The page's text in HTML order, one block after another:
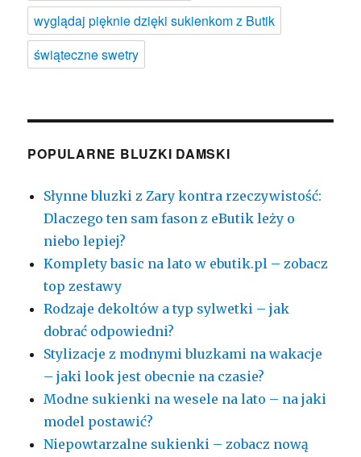
wyglądaj pięknie dzięki sukienkom z Butik
świąteczne swetry
POPULARNE BLUZKI DAMSKI
Słynne bluzki z Zary kontra rzeczywistość:
Dlaczego ten sam fason z eButik leży o
niebo lepiej?
Komplety basic na lato w ebutik.pl – zobacz
top zestawy
Rodzaje dekoltów a typ sylwetki – jak
dobrać odpowiedni?
Stylizacje z modnymi bluzkami na wakacje
– jaki look jest obecnie na czasie?
Modne sukienki na wesele na lato – na jaki
model postawić?
Niepowtarzalne sukienki – zobacz nową